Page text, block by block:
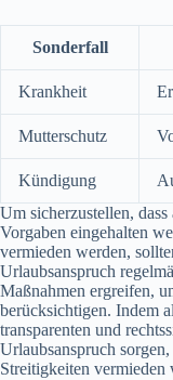
Sonderfall
Krankheit
Mutterschutz
Kündigung
Um sicherzustellen,
Vorgaben eingehalten
vermieden werden,
Urlaubsanspruch
Maßnahmen ergreifen,
berücksichtigen. Indem
transparenten und
Urlaubsanspruch
Streitigkeiten vermieden